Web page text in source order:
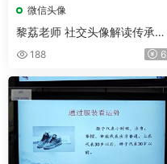
微信头像
黎荔老师 社交头像解读传承班
视频12集
188 6